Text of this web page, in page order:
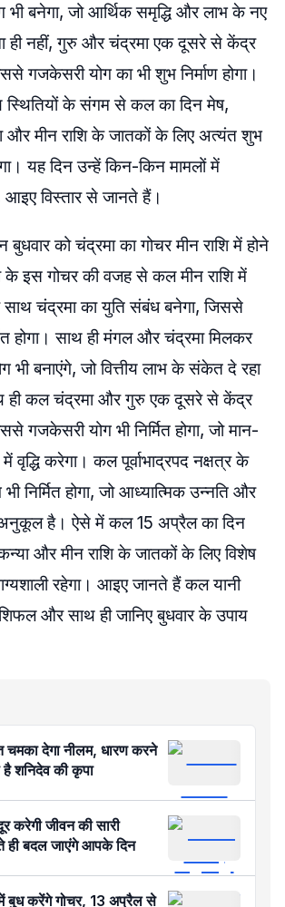
भी बनेगा, जो आर्थिक समृद्धि और लाभ के नए
ही नहीं, गुरु और चंद्रमा एक दूसरे से केंद्र
गजकेसरी योग का भी शुभ निर्माण होगा।
स्थितियों के संगम से कल का दिन मेष,
और मीन राशि के जातकों के लिए अत्यंत शुभ
यह दिन उन्हें किन-किन मामलों में
आइए विस्तार से जानते हैं।
को चंद्रमा का गोचर मीन राशि में होने
के इस गोचर की वजह से कल मीन राशि में
चंद्रमा का युति संबंध बनेगा, जिससे
होगा। साथ ही मंगल और चंद्रमा मिलकर
भी बनाएंगे, जो वित्तीय लाभ के संकेत दे रहा
ही कल चंद्रमा और गुरु एक दूसरे से केंद्र
गजकेसरी योग भी निर्मित होगा, जो मान-
वृद्धि करेगा। कल पूर्वाभाद्रपद नक्षत्र के
निर्मित होगा, जो आध्यात्मिक उन्नति और
अनुकूल है। ऐसे में कल 15 अप्रैल का दिन
और मीन राशि के जातकों के लिए विशेष
रहेगा। आइए जानते हैं कल यानी
और साथ ही जानिए बुधवार के उपाय
चमका देगा नीलम, धारण करने
शनिदेव की कृपा
करेगी जीवन की सारी
ही बदल जाएंगे आपके दिन
बुध करेंगे गोचर, 13 अप्रैल से